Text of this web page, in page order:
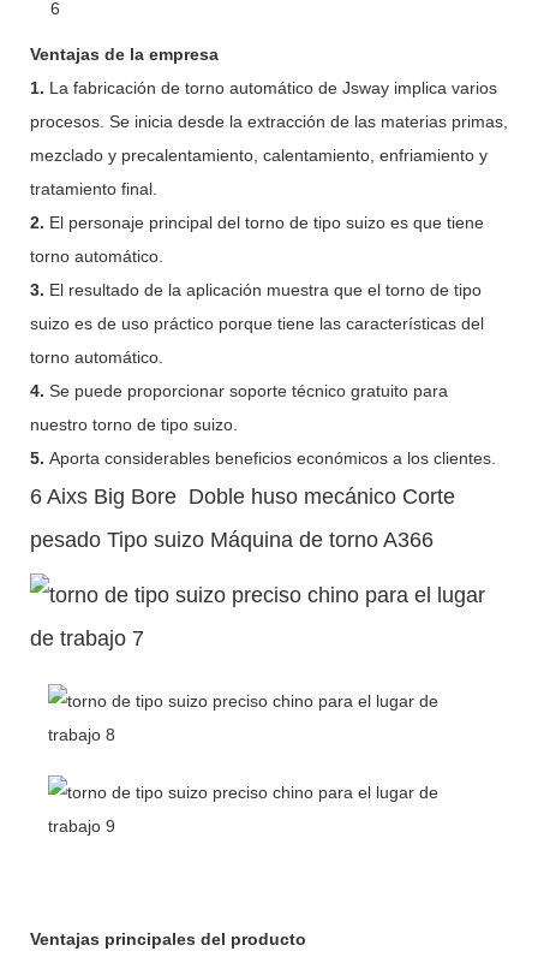
Ventajas de la empresa
1. La fabricación de torno automático de Jsway implica varios
procesos. Se inicia desde la extracción de las materias primas,
mezclado y precalentamiento, calentamiento, enfriamiento y
tratamiento final.
2. El personaje principal del torno de tipo suizo es que tiene
torno automático.
3. El resultado de la aplicación muestra que el torno de tipo
suizo es de uso práctico porque tiene las características del
torno automático.
4. Se puede proporcionar soporte técnico gratuito para
nuestro torno de tipo suizo.
5. Aporta considerables beneficios económicos a los clientes.
6 Aixs Big Bore Doble huso mecánico Corte
pesado Tipo suizo Máquina de torno A366
Ventajas principales del producto